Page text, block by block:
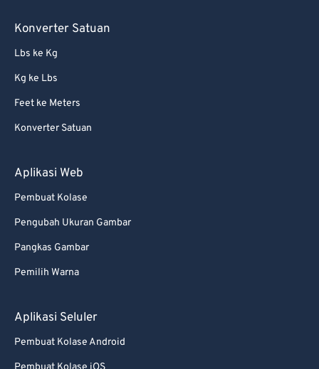
Konverter Satuan
Lbs ke Kg
Kg ke Lbs
Feet ke Meters
Konverter Satuan
Aplikasi Web
Pembuat Kolase
Pengubah Ukuran Gambar
Pangkas Gambar
Pemilih Warna
Aplikasi Seluler
Pembuat Kolase Android